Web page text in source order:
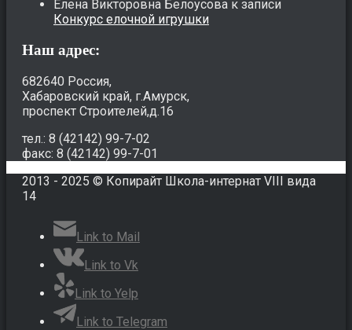
Елена Викторовна Белоусова к записи
Конкурс елочной игрушки
Наш адрес:
682640 Россия,
Хабаровский край, г.Амурск,
проспект Строителей,д.16
тел.: 8 (42142) 99-7-02
факс: 8 (42142) 99-7-01
2013 - 2025 © Копирайт Школа-интернат VIII вида
14
Link to Mail
Link to Vk
Link to Yelp
Link to Telegram